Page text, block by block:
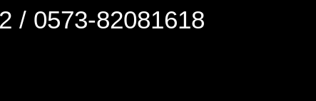
/ 0573-82081618